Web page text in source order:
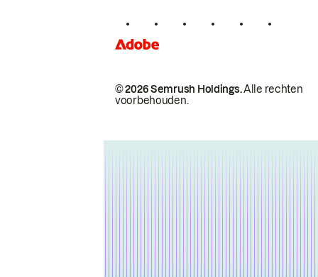
© 2026 Semrush Holdings.Alle rechten
voorbehouden.